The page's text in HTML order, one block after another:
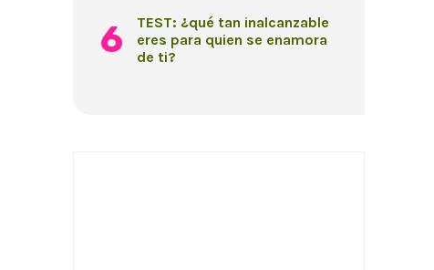
TEST: ¿qué tan inalcanzable
eres para quien se enamora
de ti?